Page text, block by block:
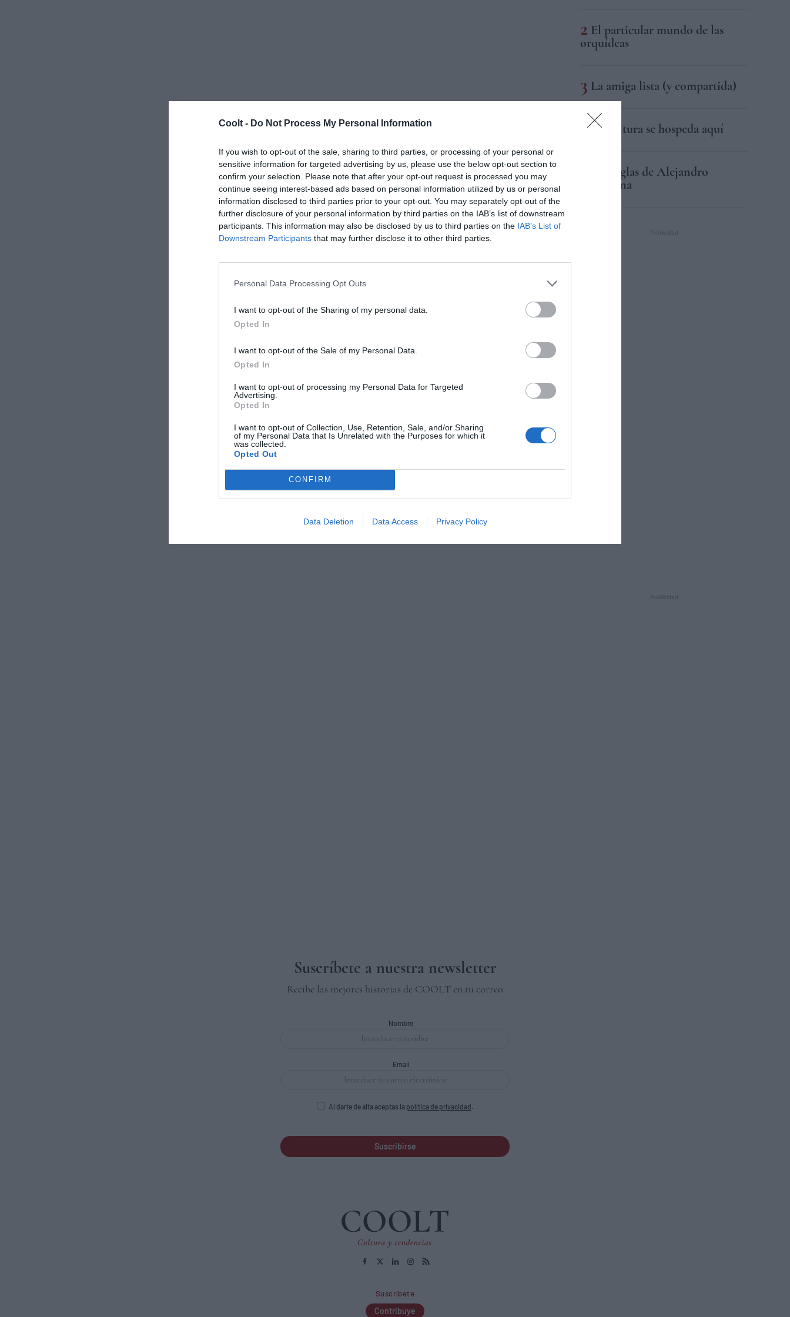
Coolt - Do Not Process My Personal Information
If you wish to opt-out of the sale, sharing to third parties, or processing of your personal or
sensitive information for targeted advertising by us, please use the below opt-out section to
confirm your selection. Please note that after your opt-out request is processed you may
continue seeing interest-based ads based on personal information utilized by us or personal
information disclosed to third parties prior to your opt-out. You may separately opt-out of the
further disclosure of your personal information by third parties on the IAB’s list of downstream
participants. This information may also be disclosed by us to third parties on the IAB’s List of
Downstream Participants that may further disclose it to other third parties.
Personal Data Processing Opt Outs
I want to opt-out of the Sharing of my personal data.
Opted In
I want to opt-out of the Sale of my Personal Data.
Opted In
I want to opt-out of processing my Personal Data for Targeted
Advertising.
Opted In
I want to opt-out of Collection, Use, Retention, Sale, and/or Sharing
of my Personal Data that Is Unrelated with the Purposes for which it
was collected.
Opted Out
CONFIRM
Data Deletion Data Access Privacy Policy
El particular mundo de las
orquídeas
La amiga lista (y compartida)
La cultura se hospeda aquí
Las reglas de Alejandro
Cartagena
Suscríbete a nuestra newsletter
Recibe las mejores historias de COOLT en tu correo
Nombre
Email
Al darte de alta aceptas la política de privacidad.
Suscribirse
Suscríbete
Contribuye